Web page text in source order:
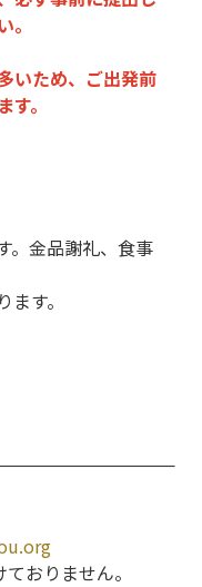
いため、ご出発前
。
。金品謝礼、食事
す。
おりません。